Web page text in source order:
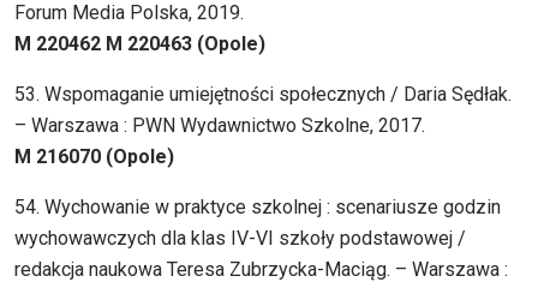
Forum Media Polska, 2019.
M 220462 M 220463 (Opole)
53. Wspomaganie umiejętności społecznych / Daria Sędłak.
– Warszawa : PWN Wydawnictwo Szkolne, 2017.
M 216070 (Opole)
54. Wychowanie w praktyce szkolnej : scenariusze godzin
wychowawczych dla klas IV-VI szkoły podstawowej /
redakcja naukowa Teresa Zubrzycka-Maciąg. – Warszawa :